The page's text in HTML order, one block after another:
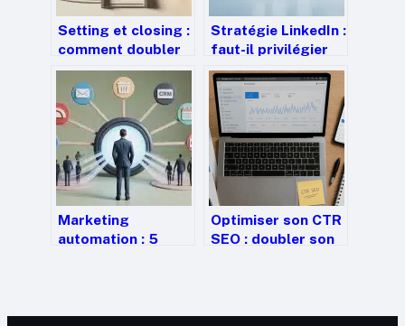
Setting et closing :
comment doubler
vos ventes en
segmentant votre
cycle commercial ?
Stratégie LinkedIn :
faut-il privilégier
votre profil
personnel ou votre
page entreprise ?
Marketing
automation : 5
14,5%
Optimiser son CTR
SEO : doubler son